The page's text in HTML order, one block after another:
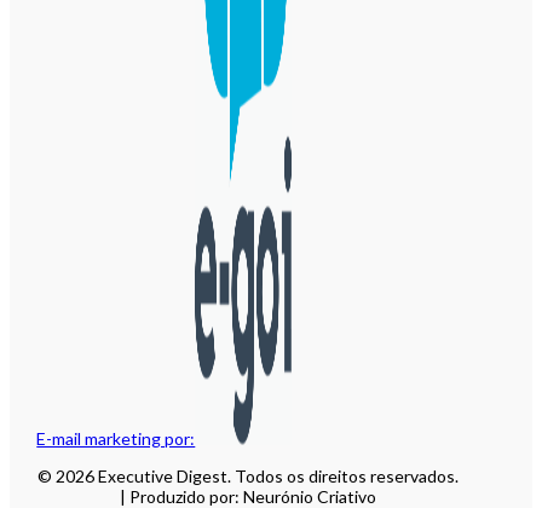
E-mail marketing por:
© 2026 Executive Digest. Todos os direitos reservados.
| Produzido por: Neurónio Criativo